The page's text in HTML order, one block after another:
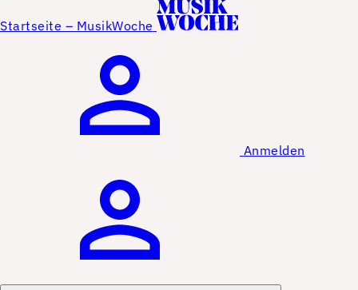
Startseite – MusikWoche
Anmelden